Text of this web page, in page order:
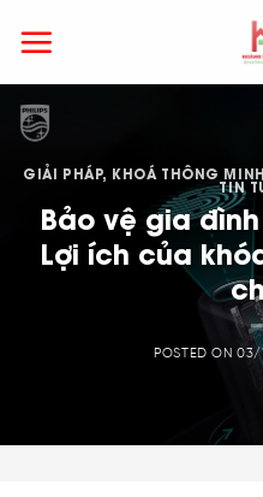
GIẢI PHÁP, KHOÁ THÔNG
TIN
Bảo vệ gia
Lợi ích của
POSTED ON 03/